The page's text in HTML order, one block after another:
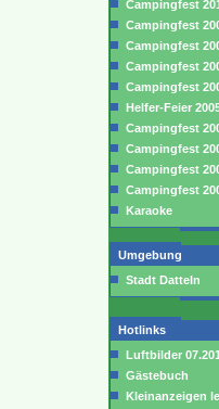
Campingfest
Campingfest
Campingfest
Campingfest
Campingfest
Helfer-Feier
Campingfest
Campingfest
Campingfest
Campingfest
Karaoke
Umgebung
Stadt Datteln
Hotlinks
Luftbilder
Gästebuch
Kleinanzeigen